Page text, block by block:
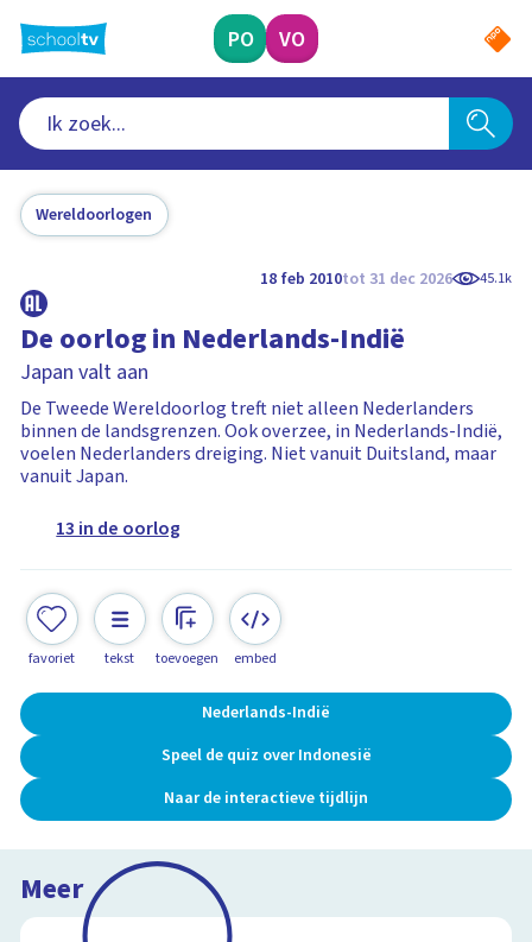
naar
hoofdinhoud
PO VO
Wereldoorlogen
18 feb 2010tot 31 dec 2026 45.1k
De oorlog in Nederlands-Indië
Japan valt aan
De Tweede Wereldoorlog treft niet alleen Nederlanders
binnen de landsgrenzen. Ook overzee, in Nederlands-Indië,
voelen Nederlanders dreiging. Niet vanuit Duitsland, maar
vanuit Japan.
13 in de oorlog
favoriet tekst toevoegen embed
Nederlands-Indië
Speel de quiz over Indonesië
Naar de interactieve tijdlijn
Meer